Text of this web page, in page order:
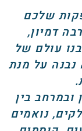
שלכם
דמיון,
עולם של
נבנה על מנת
בין
נואמים